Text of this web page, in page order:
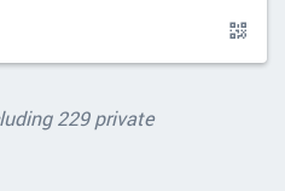
229 private